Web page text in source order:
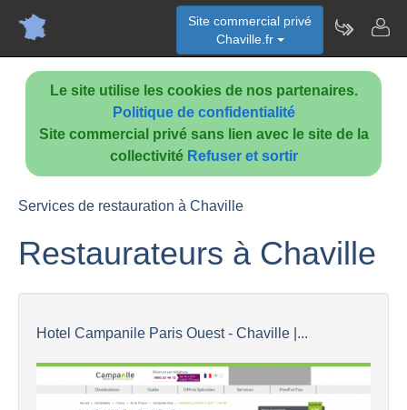
Le site utilise les cookies de nos partenaires.
Politique de confidentialité
Site commercial privé sans lien avec le site de la
collectivité Refuser et sortir
Site commercial privé
Chaville.fr
Services de restauration à Chaville
Restaurateurs à Chaville
Hotel Campanile Paris Ouest - Chaville |...